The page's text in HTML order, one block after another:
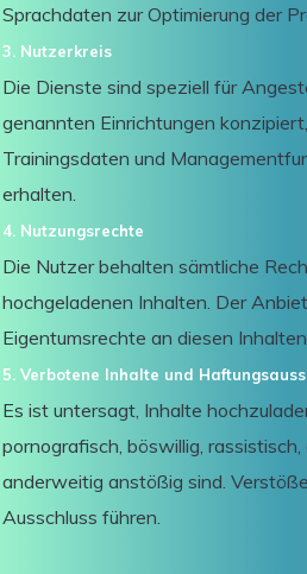
Sprachdaten zur Optimierung der
3. Nutzerkreis
Die Dienste sind speziell für
genannten Einrichtungen
Trainingsdaten und
erhalten.
4. Nutzungsrechte
Die Nutzer behalten sämtliche
hochgeladenen Inhalten. Der
Eigentumsrechte an diesen Inhalten.
5. Verbotene Inhalte und
Es ist untersagt, Inhalte
pornografisch, böswillig,
anderweitig anstößig sind.
Ausschluss führen.